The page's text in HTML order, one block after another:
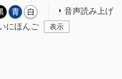
音声読み上げ
にほんご 表示